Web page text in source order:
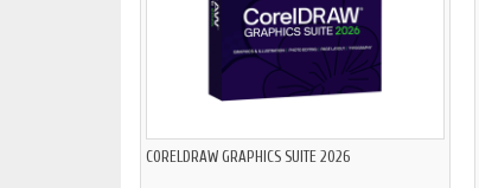
CORELDRAW GRAPHICS SUITE 2026